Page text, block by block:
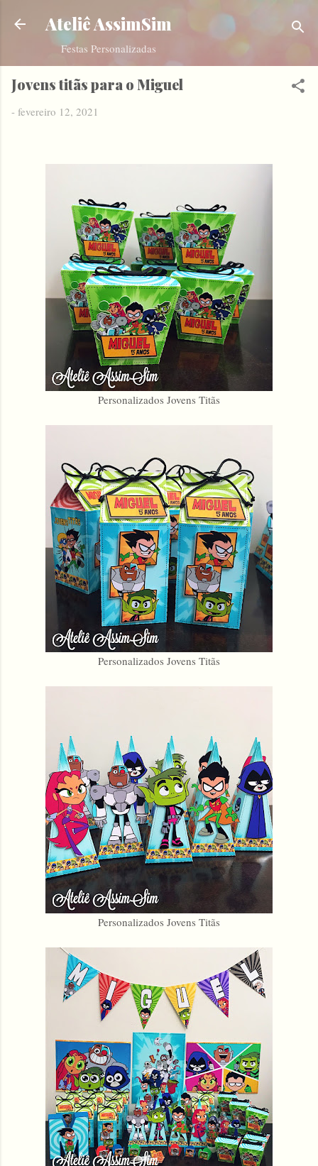
Pular para o conteúdo principal
Ateliê AssimSim
Festas Personalizadas
Jovens titãs para o Miguel
- fevereiro 12, 2021
Personalizados Jovens Titãs
Personalizados Jovens Titãs
Personalizados Jovens Titãs